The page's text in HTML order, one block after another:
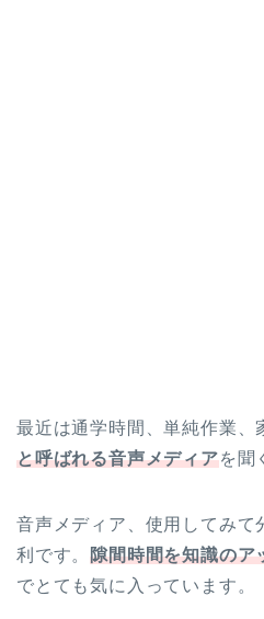
最近は通学時間、単純作業、
と呼ばれる音声メディアを聞
音声メディア、使用してみて
利です。隙間時間を知識のア
でとても気に入っています。